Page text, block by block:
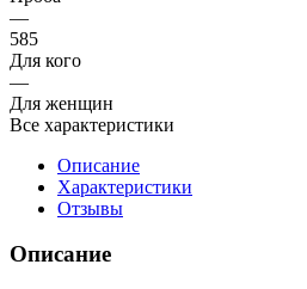
—
585
Для кого
—
Для женщин
Все характеристики
Описание
Характеристики
Отзывы
Описание